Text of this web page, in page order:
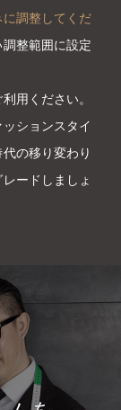
調整してくだ
整範囲に設定
用ください。
ションスタイ
の移り変わり
ードしましょ